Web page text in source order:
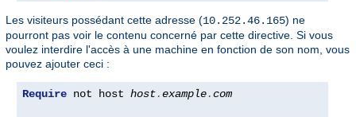
Les visiteurs possédant cette adresse (10.252.46.165) ne
pourront pas voir le contenu concerné par cette directive. Si vous
voulez interdire l'accès à une machine en fonction de son nom, vous
pouvez ajouter ceci :
Require not host host.example.com